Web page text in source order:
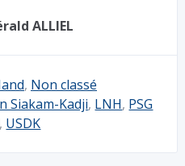
ALLIEL
, Non classé
Siakam-Kadji, LNH, PSG
, USDK